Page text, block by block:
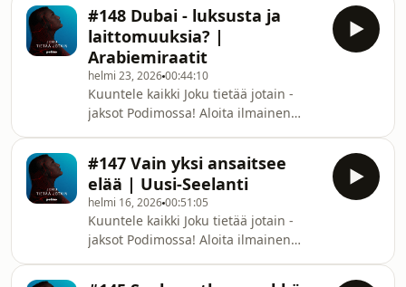
Käytännön pilat ovat tekijöidensä
mielestä hauskoja niin kauan, kunnes
jokin menee
nuori parikymppinen nainen päätyy
lopullisimpaan mahdolliseen
ratkaisuun ja hyppää korkealta
kallionkielekkeeltä mereen sen
jälkeen, kun hänen poikaystävänsä
ilmoittaa hänelle erosta tekstiviestitse.
Pian alkaa kuitenkin selvitä, ettei
kyseistä poikaystävää hääpuheist
#148 Dubai - luksusta ja
laittomuuksia? |
Arabiemiraatit
helmi 23, 202600:44:10
Kuuntele kaikki Joku tietää jotain -
jaksot Podimossa! Aloita ilmainen
sosiaalisessa mediassa levisi
kuvottava video, jonka uskottiin olevan
peräisin rikkaiden arabimiesten
järjestämistä juhlista, joissa naisille
maksettiin tuntuvia summia siitä, että
näille saatiin tehdä toinen toistaan
#147 Vain yksi ansaitsee
elää | Uusi-Seelanti
helmi 16, 202600:51:05
Kuuntele kaikki Joku tietää jotain -
jaksot Podimossa! Aloita ilmainen